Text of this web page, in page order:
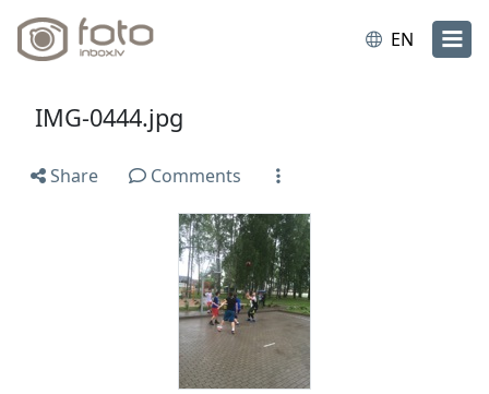
EN
IMG-0444.jpg
Share Comments